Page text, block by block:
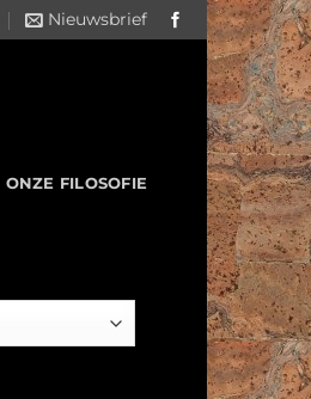
Nieuwsbrief
ONZE FILOSOFIE